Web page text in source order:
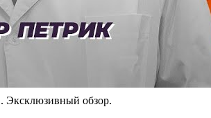
Эксклюзивный обзор.